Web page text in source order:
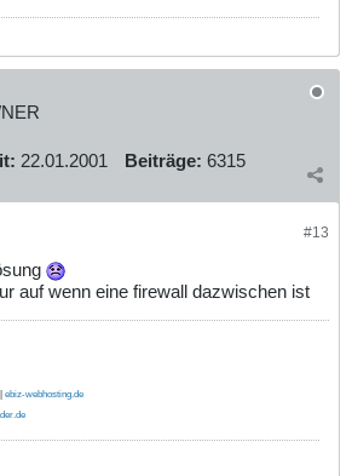
22.01.2001 Beiträge: 6315
#13
auf wenn eine firewall dazwischen ist
ebiz-webhosting.de